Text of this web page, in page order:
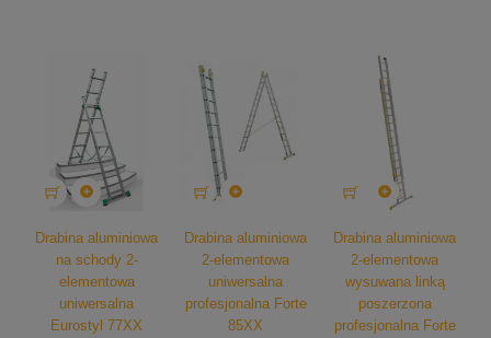

Drabina aluminiowa
na schody 2-
elementowa
uniwersalna
Eurostyl 77XX

Drabina aluminiowa
2-elementowa
uniwersalna
profesjonalna Forte
85XX

Drabina aluminiowa
2-elementowa
wysuwana linką
poszerzona
profesjonalna Forte